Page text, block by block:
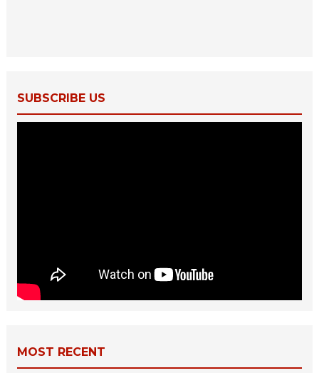
SUBSCRIBE US
MOST RECENT